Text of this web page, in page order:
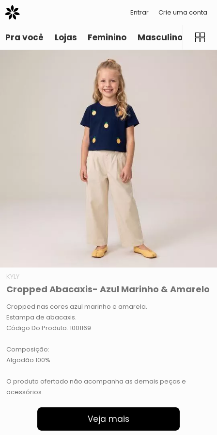
Entrar Crie uma conta
Pra você Lojas Feminino Masculino
KYLY
Cropped Abacaxis- Azul Marinho & Amarelo
Cropped nas cores azul marinho e amarela.
Estampa de abacaxis.
Código Do Produto: 1001169
Composição:
Algodão 100%
O produto ofertado não acompanha as demais peças e
acessórios.
Veja mais